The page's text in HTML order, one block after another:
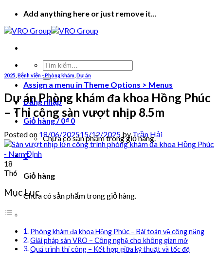
Add anything here or just remove it...
Tìm
kiếm:
Assign a menu in Theme Options > Menus
Đăng nhập
Giỏ hàng /0₫ 0
Chưa có sản phẩm trong giỏ hàng.
0
Giỏ hàng
Chưa có sản phẩm trong giỏ hàng.
2025 Bệnh viện - Phòng khám Dự án
Dự án Phòng khám đa khoa Hồng Phúc
– Thi công sàn vượt nhịp 8.5m
Posted on 18/06/202515/12/2025 byTrần Hải
18
Th6
Mục Lục
Phòng khám đa khoa Hồng Phúc – Bài toán về công năng
Giải pháp sàn VRO – Công nghệ cho không gian mở
Quá trình thi công – Kết hợp giữa kỹ thuật và tốc độ